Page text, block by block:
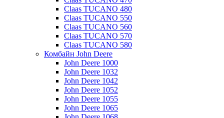
Claas TUCANO 480
Claas TUCANO 550
Claas TUCANO 560
Claas TUCANO 570
Claas TUCANO 580
Комбайн John Deere
John Deere 1000
John Deere 1032
John Deere 1042
John Deere 1052
John Deere 1055
John Deere 1065